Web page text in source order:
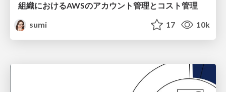
組織におけるAWSのアカウント管理とコスト管理
sumi
17 10k